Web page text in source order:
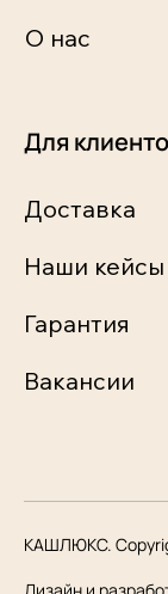
О нас
Для
Доставка
Наши кейсы
Гарантия
Вакансии
КАШЛЮКС.